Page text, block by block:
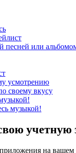
песней или
усмотрению
своему вкусу
музыкой!
учетную
на